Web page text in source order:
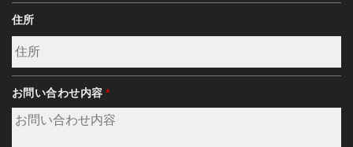
住所
お問い合わせ内容 *